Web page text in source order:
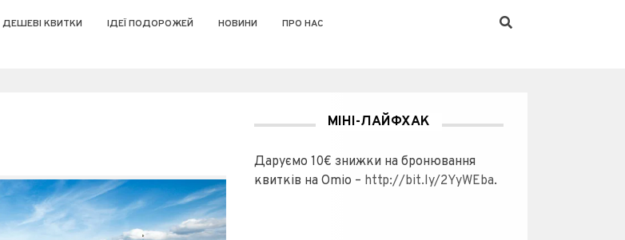
ДЕШЕВІ КВИТКИ ІДЕЇ ПОДОРОЖЕЙ НОВИНИ ПРО НАС
МІНІ-ЛАЙФХАК
Даруємо 10€ знижки на бронювання
квитків на Omio – http://bit.ly/2YyWEba.